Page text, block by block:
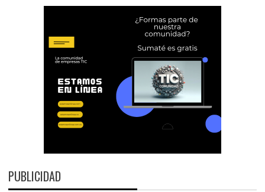
PUBLICIDAD